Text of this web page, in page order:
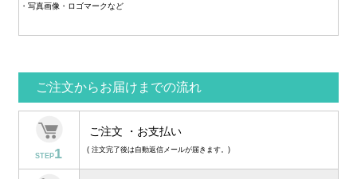
・写真画像・ロゴマークなど
ご注文からお届けまでの流れ
STEP1
ご注文 ・お支払い
( 注文完了後は自動返信メールが届きます。)